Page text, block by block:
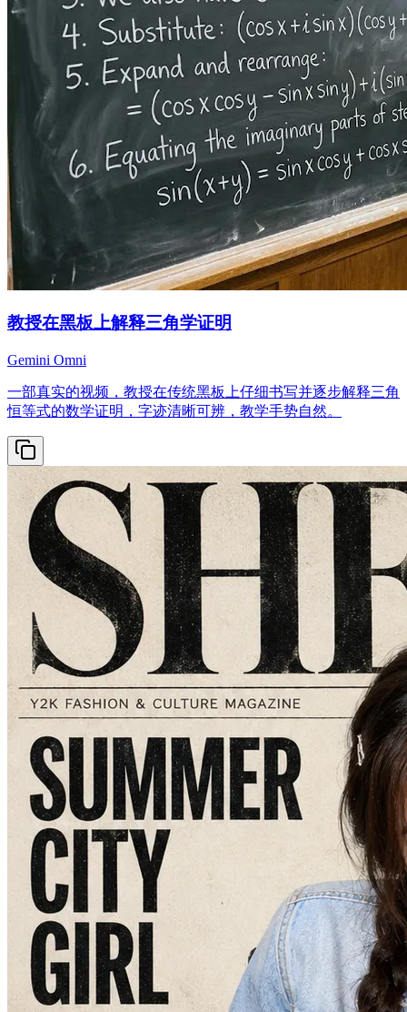
教授在黑板上解释三角学证明
Gemini Omni
一部真实的视频，教授在传统黑板上仔细书写并逐步解释三角
恒等式的数学证明，字迹清晰可辨，教学手势自然。